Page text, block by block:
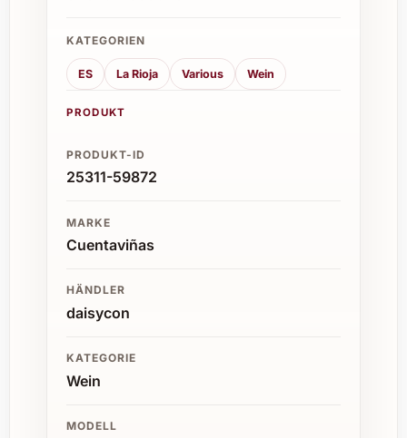
KATEGORIEN
ES La Rioja Various Wein
PRODUKT
PRODUKT-ID
25311-59872
MARKE
Cuentaviñas
HÄNDLER
daisycon
KATEGORIE
Wein
MODELL